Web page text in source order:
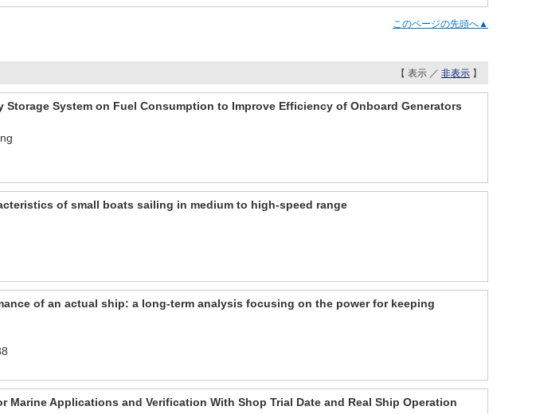
このページの先頭へ▲
【 表示 ／ 非表示 】
Storage System on Fuel Consumption to Improve Efficiency of Onboard Generators
of small boats sailing in medium to high-speed range
of an actual ship: a long-term analysis focusing on the power for keeping
Applications and Verification With Shop Trial Date and Real Ship Operation